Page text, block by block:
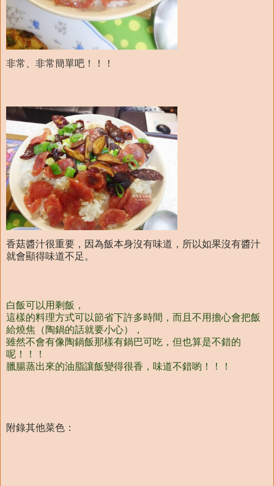
非常、非常簡單吧！！！
香菇醬汁很重要，因為飯本身沒有味道，所以如果沒有醬汁
就會顯得味道不足。
白飯可以用剩飯，
這樣的料理方式可以節省下許多時間，而且不用擔心會把飯
給燒焦（陶鍋的話就要小心），
雖然不會有像陶鍋飯那樣有鍋巴可吃，但也算是不錯的
呢！！！
臘腸蒸出來的油脂讓飯變得很香，味道不錯喲！！！
附錄其他菜色：